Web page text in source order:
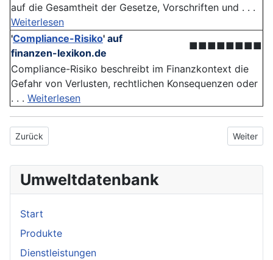
auf die Gesamtheit der Gesetze, Vorschriften und . . .
Weiterlesen
'Compliance-Risiko' auf
finanzen-lexikon.de
■■■■■■■■
Compliance-Risiko beschreibt im Finanzkontext die
Gefahr von Verlusten, rechtlichen Konsequenzen oder
. . . Weiterlesen
Vorheriger Beitrag: Empfindlichkeit
Zurück Nächster
Weiter
Umweltdatenbank
Start
Produkte
Dienstleistungen